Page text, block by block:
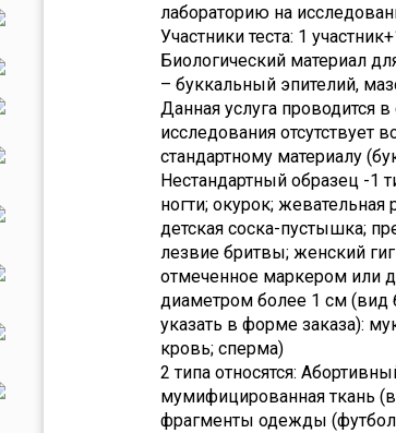
лабораторию на
Участники теста: 1
Биологический материал
– буккальный эпителий,
Данная услуга проводится в
исследования отсутствует
стандартному материалу
Нестандартный образец -1
ногти; окурок; жевательная
детская соска-пустышка;
лезвие бритвы; женский
отмеченное маркером или
диаметром более 1 см (вид
указать в форме заказа):
кровь; сперма)
2 типа относятся:
мумифицированная ткань
фрагменты одежды